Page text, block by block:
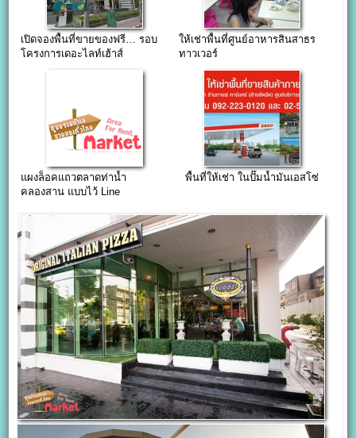
เปิดจองพื้นที่ขายของฟรี… รอบ
โครงการเดอะไลท์เฮ้าส์
ให้เช่าพื้นที่ศูนย์อาหารสินสาธร
ทาวเวอร์
แผงล็อคแถวตลาดท่าน้ำ
คลองสาน แบบไว้ Line
พื้นที่ให้เช่า ในปั๊มน้ำมันเอสโซ่